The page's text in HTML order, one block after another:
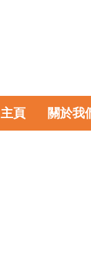
主頁 關於我